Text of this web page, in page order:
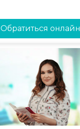
Обратиться онлайн